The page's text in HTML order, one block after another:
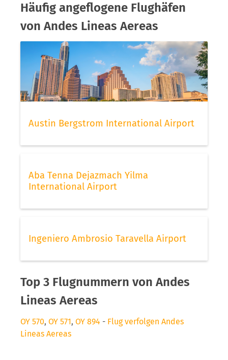
Häufig angeflogene Flughäfen
von Andes Lineas Aereas
Austin Bergstrom International Airport
Aba Tenna Dejazmach Yilma
International Airport
Ingeniero Ambrosio Taravella Airport
Top 3 Flugnummern von Andes
Lineas Aereas
OY 570, OY 571, OY 894 - Flug verfolgen Andes
Lineas Aereas